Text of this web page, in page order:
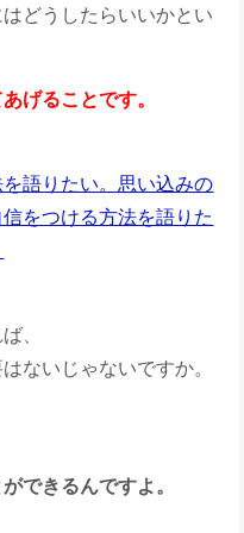
どうしたらいいかとい
げることです。
語りたい。思い込みの
をつける方法を語りた
、
ないじゃないですか。
できるんですよ。